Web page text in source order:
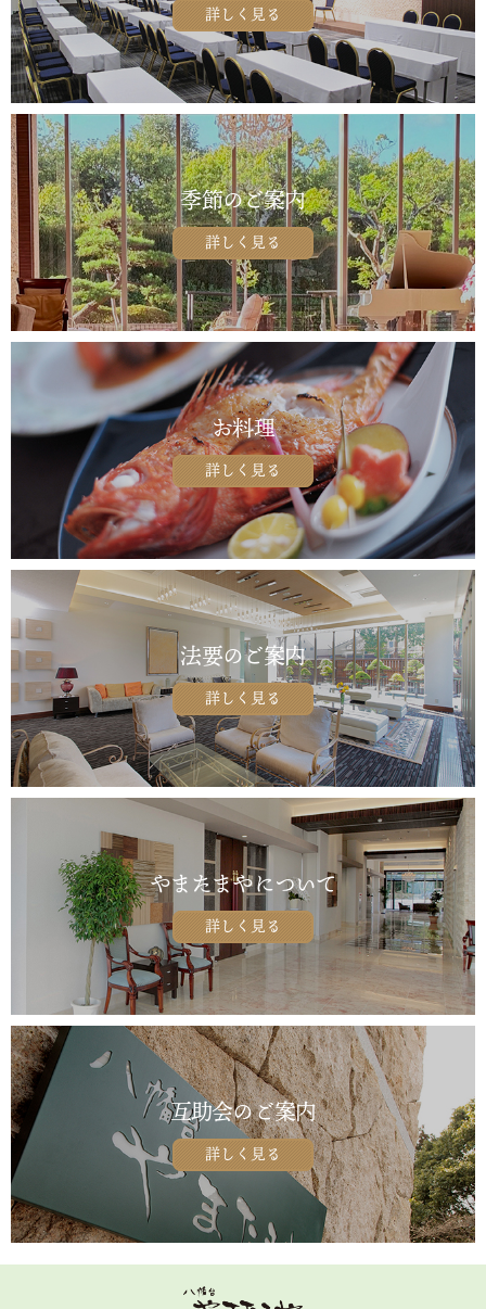
詳しく見る
季節のご案内
詳しく見る
お料理
詳しく見る
法要のご案内
詳しく見る
やまたまやについて
詳しく見る
互助会のご案内
詳しく見る